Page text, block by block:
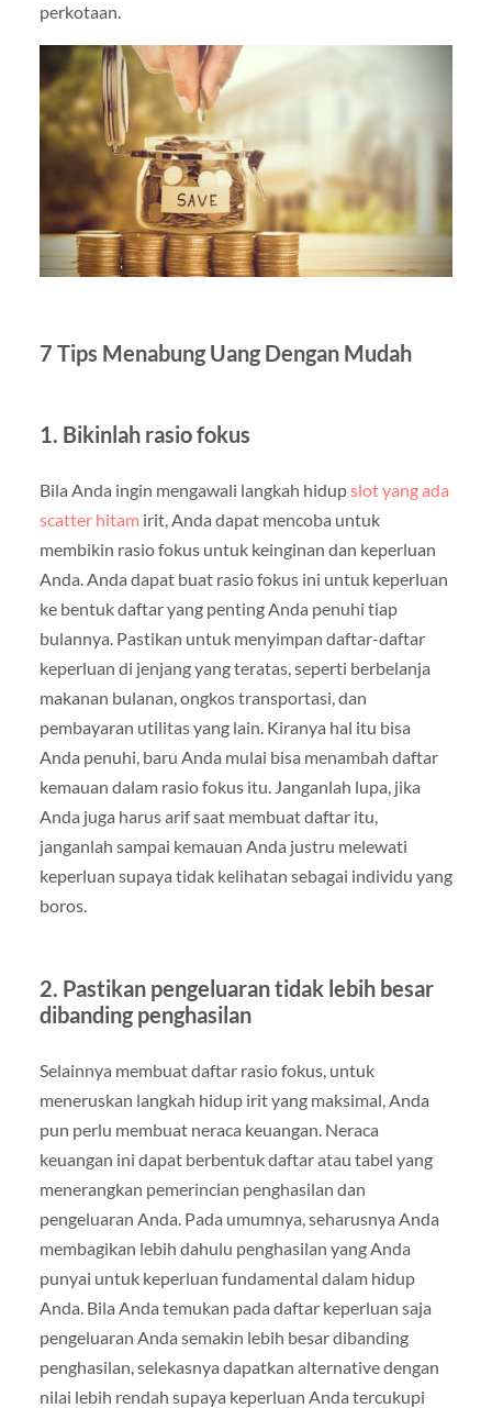
perkotaan.
7 Tips Menabung Uang Dengan Mudah
1. Bikinlah rasio fokus
Bila Anda ingin mengawali langkah hidupslot yang ada
scatter hitam irit, Anda dapat mencoba untuk
membikin rasio fokus untuk keinginan dan keperluan
Anda. Anda dapat buat rasio fokus ini untuk keperluan
ke bentuk daftar yang penting Anda penuhi tiap
bulannya. Pastikan untuk menyimpan daftar-daftar
keperluan di jenjang yang teratas, seperti berbelanja
makanan bulanan, ongkos transportasi, dan
pembayaran utilitas yang lain. Kiranya hal itu bisa
Anda penuhi, baru Anda mulai bisa menambah daftar
kemauan dalam rasio fokus itu. Janganlah lupa, jika
Anda juga harus arif saat membuat daftar itu,
janganlah sampai kemauan Anda justru melewati
keperluan supaya tidak kelihatan sebagai individu yang
boros.
2. Pastikan pengeluaran tidak lebih besar
dibanding penghasilan
Selainnya membuat daftar rasio fokus, untuk
meneruskan langkah hidup irit yang maksimal, Anda
pun perlu membuat neraca keuangan. Neraca
keuangan ini dapat berbentuk daftar atau tabel yang
menerangkan pemerincian penghasilan dan
pengeluaran Anda. Pada umumnya, seharusnya Anda
membagikan lebih dahulu penghasilan yang Anda
punyai untuk keperluan fundamental dalam hidup
Anda. Bila Anda temukan pada daftar keperluan saja
pengeluaran Anda semakin lebih besar dibanding
penghasilan, selekasnya dapatkan alternative dengan
nilai lebih rendah supaya keperluan Anda tercukupi